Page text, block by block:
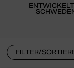
FILTER/